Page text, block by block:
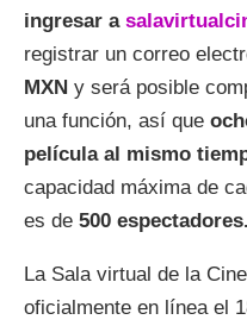
ingresar a
registrar un correo
MXN y será posible
una función, así que
película al mismo
capacidad máxima de
es de 500 espectadores.
La Sala virtual de la
oficialmente en línea el